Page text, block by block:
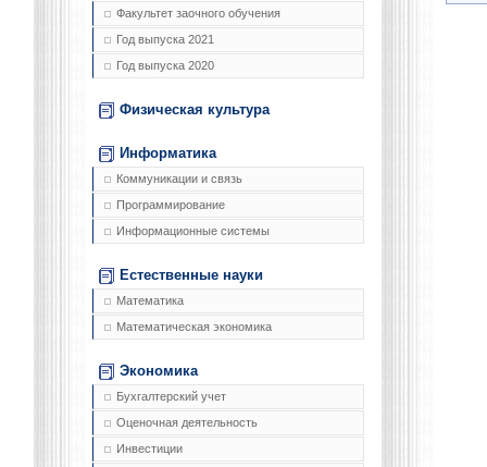
Факультет заочного обучения
Год выпуска 2021
Год выпуска 2020
Физическая культура
Информатика
Коммуникации и связь
Программирование
Информационные системы
Естественные науки
Математика
Математическая экономика
Экономика
Бухгалтерский учет
Оценочная деятельность
Инвестиции